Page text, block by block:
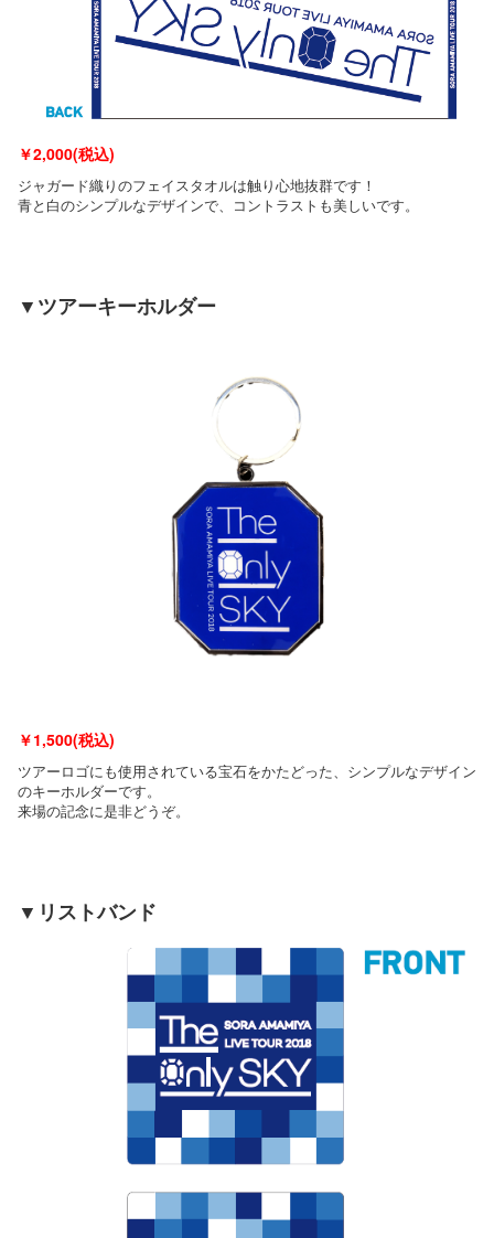
￥2,000(税込)
ジャガード織りのフェイスタオルは触り心地抜群です！
青と白のシンプルなデザインで、コントラストも美しいです。
▼ツアーキーホルダー
￥1,500(税込)
ツアーロゴにも使用されている宝石をかたどった、シンプルなデザイン
のキーホルダーです。
来場の記念に是非どうぞ。
▼リストバンド